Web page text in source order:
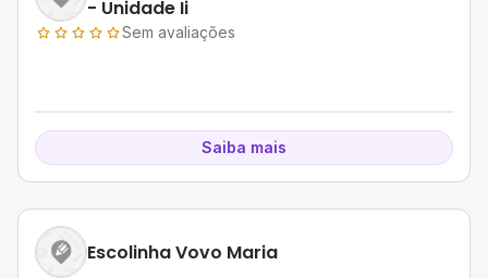
- Unidade Ii
Sem avaliações
Saiba mais
Escolinha Vovo Maria